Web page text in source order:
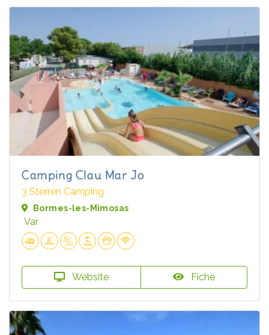
Camping Clau Mar Jo
3 Sterren Camping
Bormes-les-Mimosas
Var
Website Fiche